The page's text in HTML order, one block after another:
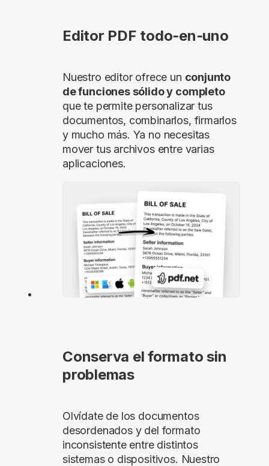
Editor PDF todo‑en‑uno
Nuestro editor ofrece un conjunto
de funciones sólido y completo
que te permite personalizar tus
documentos, combinarlos, firmarlos
y mucho más. Ya no necesitas
mover tus archivos entre varias
aplicaciones.
Conserva el formato sin
problemas
Olvídate de los documentos
desordenados y del formato
inconsistente entre distintos
sistemas o dispositivos. Nuestro